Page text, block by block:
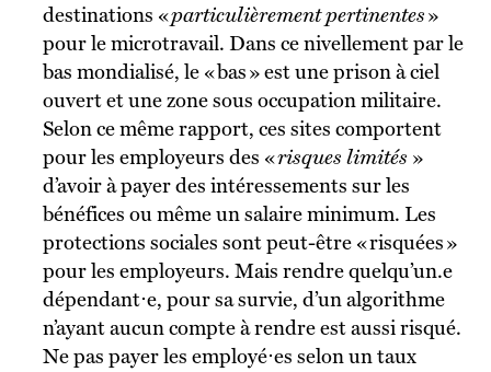
destinations «particulièrement pertinentes»
pour le microtravail. Dans ce nivellement par le
bas mondialisé, le « bas » est une prison à ciel
ouvert et une zone sous occupation militaire.
Selon ce même rapport, ces sites comportent
pour les employeurs des «risques limités »
d’avoir à payer des intéressements sur les
bénéfices ou même un salaire minimum. Les
protections sociales sont peut-être « risquées »
pour les employeurs. Mais rendre quelqu’un.e
dépendant⋅e, pour sa survie, d’un algorithme
n’ayant aucun compte à rendre est aussi risqué.
Ne pas payer les employé⋅es selon un taux